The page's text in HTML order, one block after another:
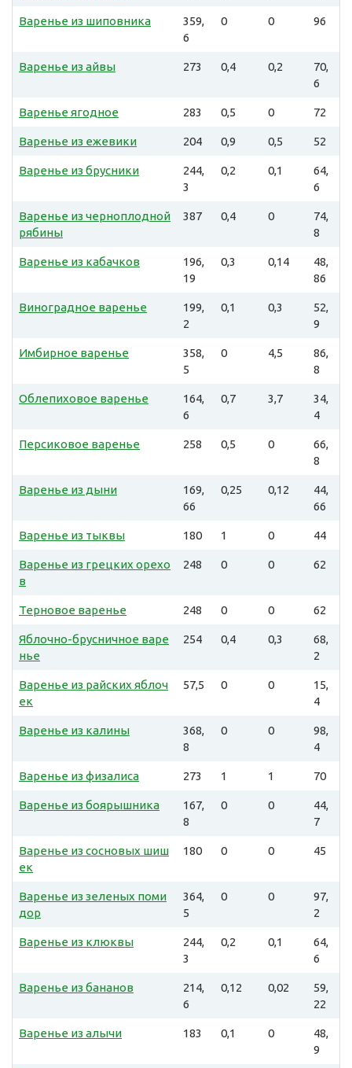
Варенье из шиповника
359,
6
0 0 96
Варенье из айвы 273 0,4 0,2
70,
6
Варенье ягодное 283 0,5 0 72
Варенье из ежевики 204 0,9 0,5 52
Варенье из брусники
244,
3
0,2 0,1
64,
6
Варенье из черноплодной
рябины
387 0,4 0
74,
8
Варенье из кабачков
196,
19
0,3 0,14
48,
86
Виноградное варенье
199,
2
0,1 0,3
52,
9
Имбирное варенье
358,
5
0 4,5
86,
8
Облепиховое варенье
164,
6
0,7 3,7
34,
4
Персиковое варенье 258 0,5 0
66,
8
Варенье из дыни
169,
66
0,25 0,12
44,
66
Варенье из тыквы 180 1 0 44
Варенье из грецких орехо
в
248 0 0 62
Терновое варенье 248 0 0 62
Яблочно-брусничное варе
нье
254 0,4 0,3
68,
2
Варенье из райских яблоч
ек
57,5 0 0
15,
4
Варенье из калины
368,
8
0 0
98,
4
Варенье из физалиса 273 1 1 70
Варенье из боярышника
167,
8
0 0
44,
7
Варенье из сосновых шиш
ек
180 0 0 45
Варенье из зеленых поми
дор
364,
5
0 0
97,
2
Варенье из клюквы
244,
3
0,2 0,1
64,
6
Варенье из бананов
214,
6
0,12 0,02
59,
22
Варенье из алычи 183 0,1 0
48,
9